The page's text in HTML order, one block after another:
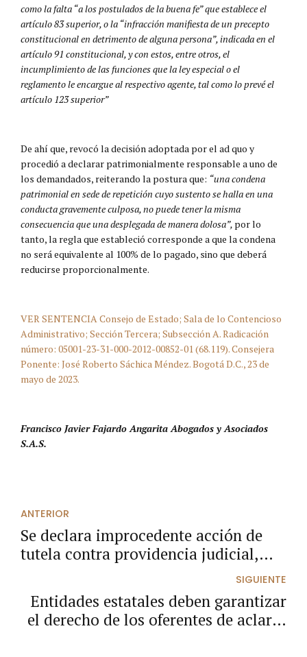
como la falta “a los postulados de la buena fe” que establece el
artículo 83 superior, o la “infracción manifiesta de un precepto
constitucional en detrimento de alguna persona”, indicada en el
artículo 91 constitucional, y con estos, entre otros, el
incumplimiento de las funciones que la ley especial o el
reglamento le encargue al respectivo agente, tal como lo prevé el
artículo 123 superior”
De ahí que, revocó la decisión adoptada por el ad quo y
procedió a declarar patrimonialmente responsable a uno de
los demandados, reiterando la postura que: “una condena
patrimonial en sede de repetición cuyo sustento se halla en una
conducta gravemente culposa, no puede tener la misma
consecuencia que una desplegada de manera dolosa”, por lo
tanto, la regla que estableció corresponde a que la condena
no será equivalente al 100% de lo pagado, sino que deberá
reducirse proporcionalmente.
VER SENTENCIA Consejo de Estado; Sala de lo Contencioso
Administrativo; Sección Tercera; Subsección A. Radicación
número: 05001-23-31-000-2012-00852-01 (68.119). Consejera
Ponente: José Roberto Sáchica Méndez. Bogotá D.C., 23 de
mayo de 2023.
Francisco Javier Fajardo Angarita Abogados y Asociados
S.A.S.
ANTERIOR
Se declara improcedente acción de
tutela contra providencia judicial,
cuando los memoriales son enviados
a un buzón electrónico diferente a
aquel destinado para su recepción.
SIGUIENTE
Entidades estatales deben garantizar
el derecho de los oferentes de aclarar